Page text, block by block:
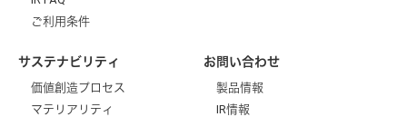
ご利用条件
サステナビリティ
価値創造プロセス
マテリアリティ
お問い合わせ
製品情報
IR情報